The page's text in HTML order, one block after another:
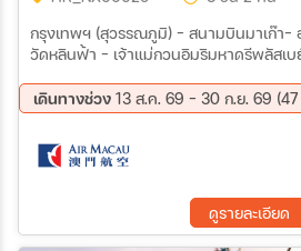
กรุงเทพฯ (สุวรรณภูมิ) – สนามบินมาเก๊า– ฮ่องกง วัดหวังต้าเซียน –
วัดหลินฟ้า – เจ้าแม่กวนอิมริมหาดรีพลัสเ
กง – วัดเจ้าแม่กวนอิมฮองฮำ– ช้อปปิ้งย่า
บินมาเก๊า – กรุงเทพฯ (สุวรรณภูมิ)
เดินทางช่วง 13 ส.ค. 69 - 30 ก.ย. 69
16 ส.ค. 69 - 18 ส.ค. 69
18 ส.ค. 69 - 20 ส.ค. 69
21
23
24 ส.ค. 69 - 26 ส.ค. 69
25
ดูรายละเอียด